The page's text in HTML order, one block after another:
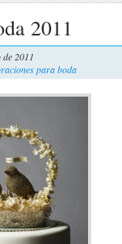
2011
2011
para boda